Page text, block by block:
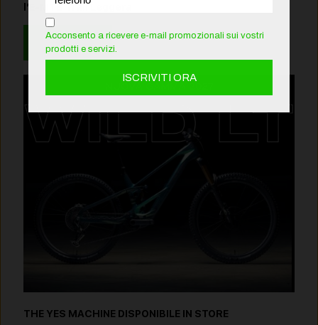
l’E-MTB Trail Leggera
THE YES MACHINE DISPONIBILE IN STORE
Acconsento a ricevere e-mail promozionali sui vostri
prodotti e servizi.